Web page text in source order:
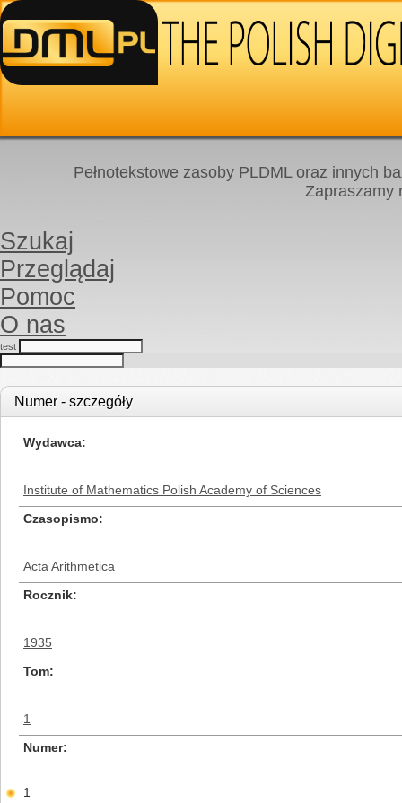
Pełnotekstowe zasoby PLDML oraz innych
Zapraszamy
Szukaj
Przeglądaj
Pomoc
O nas
test
Numer - szczegóły
Wydawca
Institute of Mathematics Polish Academy of Sciences
Czasopismo
Acta Arithmetica
Rocznik
1935
Tom
1
Numer
1